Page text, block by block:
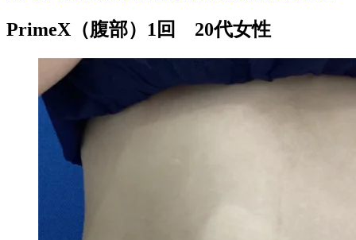
PrimeX（腹部）1回 20代女性